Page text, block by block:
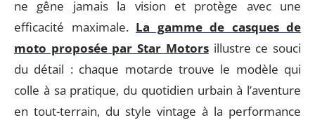
ne gêne jamais la vision et protège avec une
efficacité maximale. La gamme de casques de
moto proposée par Star Motorsillustre ce souci
du détail : chaque motarde trouve le modèle qui
colle à sa pratique, du quotidien urbain à l’aventure
en tout-terrain, du style vintage à la performance